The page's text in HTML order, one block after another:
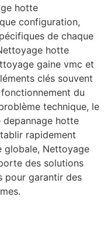
hotte
configuration,
de chaque
hotte
gaine vmc et
clés souvent
du
technique, le
hotte
rapidement
globale, Nettoyage
des solutions
pour garantir des